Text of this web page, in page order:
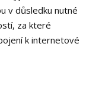
v důsledku nutné
za které
k internetové